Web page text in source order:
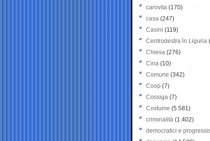
carovita (170)
casa (247)
Casini (119)
Centrodestra in Liguria
Chiesa (276)
Cina (10)
Comune (342)
Coop (7)
Cossiga (7)
Costume (5.581)
criminalità (1.402)
democratici e